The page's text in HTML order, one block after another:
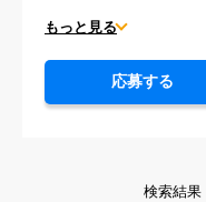
オフィスが禁煙
もっと見る
応募する
検索結果